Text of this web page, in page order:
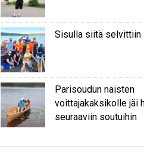
Sisulla siitä selvittiin
Parisoudun naisten
voittajakaksikolle jäi
seuraaviin soutuihin